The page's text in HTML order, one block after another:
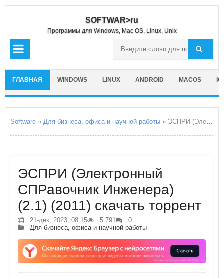
SOFTWAR>ru
Программы для Windows, Mac OS, Linux, Unix
ГЛАВНАЯ WINDOWS LINUX ANDROID MACOS
Software » Для бизнеса, офиса и научной работы » ЭСПРИ (Электронный СПРавочник Инженера)
ЭСПРИ (Электронный
СПРавочник Инженера)
(2.1) (2011) скачать торрент
21-дек, 2023, 08:15 5 791
0
Для бизнеса, офиса и научной работы